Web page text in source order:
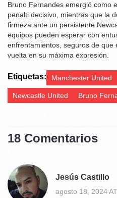
Bruno Fernandes emergió como
penalti decisivo, mientras que la
firmeza ante un persistente
equipos pueden esperar con
enfrentamientos, seguros de que
vuelta en su máxima expresión.
Etiquetas: Manchester United
Newcastle United Bruno
18 Comentarios
Jesús Castillo
agosto 18, 2024